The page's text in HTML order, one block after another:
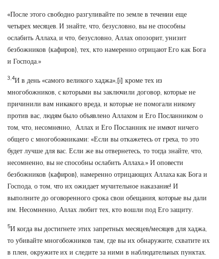
«После этого свободно разгуливайте по земле в течении еще
четырех месяцев. И знайте, что, безусловно, вы не способны
ослабить Аллаха, и что, безусловно, Аллах опозорит, унизит
безбожников (кафиров), тех, кто намеренно отрицают Его как Бога
и Господа.»
3,4И в день «самого великого хаджа»,[i] кроме тех из
многобожников, с которыми вы заключили договор, которые не
причинили вам никакого вреда, и которые не помогали никому
против вас, людям было объявлено Аллахом и Его Посланником о
том, что, несомненно, Аллах и Его Посланник не имеют ничего
общего с многобожниками: «Если вы откажетесь от греха, то это
будет лучше для вас. Если же вы отвернетесь, то тогда знайте, что,
несомненно, вы не способны ослабить Аллаха.» И оповести
безбожников (кафиров), намеренно отрицающих Аллаха как Бога и
Господа, о том, что их ожидает мучительное наказание! И
выполните до оговоренного срока свои обещания, которые вы дали
им. Несомненно, Аллах любит тех, кто вошли под Его защиту.
5И когда вы достигнете этих запретных месяцев/месяцев для хаджа,
то убивайте многобожников там, где вы их обнаружите, схватите их
в плен, окружите их и следите за ними в наблюдательных пунктах.